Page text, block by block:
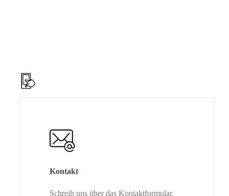
Kontakt
Schreib uns über das Kontaktformular.